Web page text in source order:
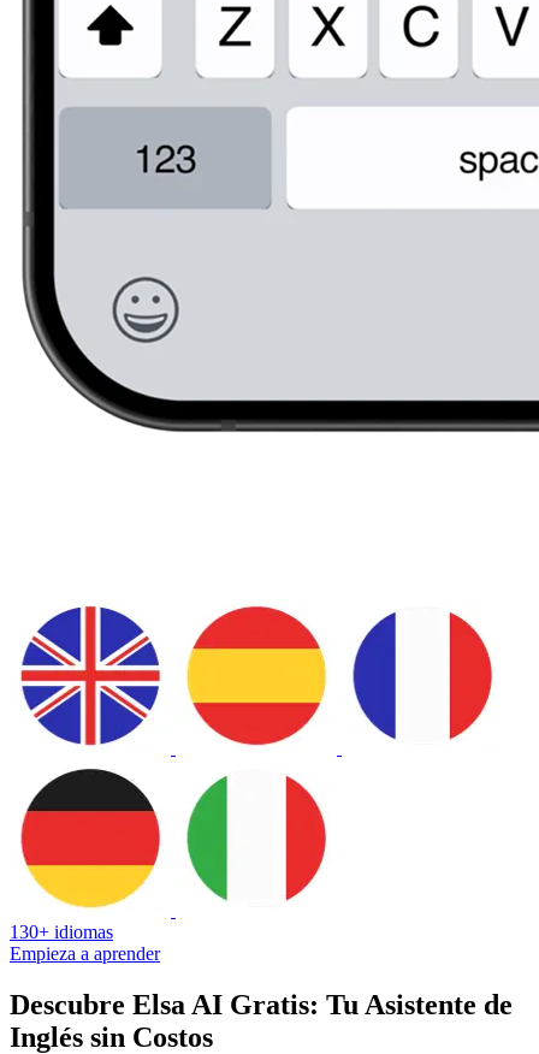
130+ idiomas
Empieza a aprender
Descubre Elsa AI Gratis: Tu Asistente de
Inglés sin Costos